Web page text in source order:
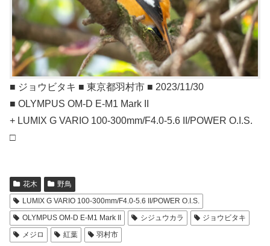
■ ジョウビタキ ■ 東京都羽村市 ■ 2023/11/30
■ OLYMPUS OM-D E-M1 Mark II
+ LUMIX G VARIO 100-300mm/F4.0-5.6 II/POWER O.I.S.
□
花木
野鳥
LUMIX G VARIO 100-300mm/F4.0-5.6 II/POWER O.I.S.
OLYMPUS OM-D E-M1 Mark II
シジュウカラ
ジョウビタキ
メジロ
紅葉 羽村市